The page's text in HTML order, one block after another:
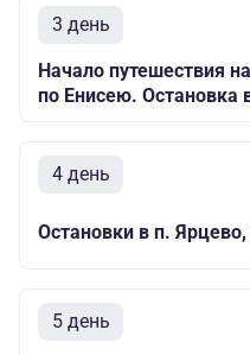
3 день
Начало путешествия
по Енисею. Остановка
4 день
Остановки в п.
5 день